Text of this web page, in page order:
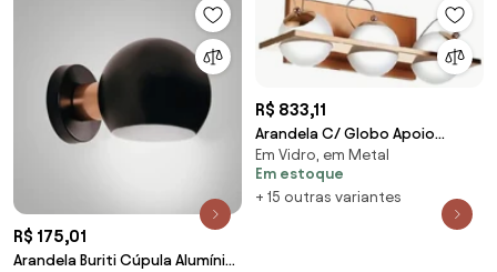
R$ 175,01
Arandela Buriti Cúpula Alumínio
R$ 833,11
Arandela C/ Globo Apoio
Horizontal 37X14X13Cm Metal E
Vidro 3 X G9 Glo... (CAFÉ,
FOSCO)
Em Vidro, em Metal
Em estoque
+ 15 outras variantes